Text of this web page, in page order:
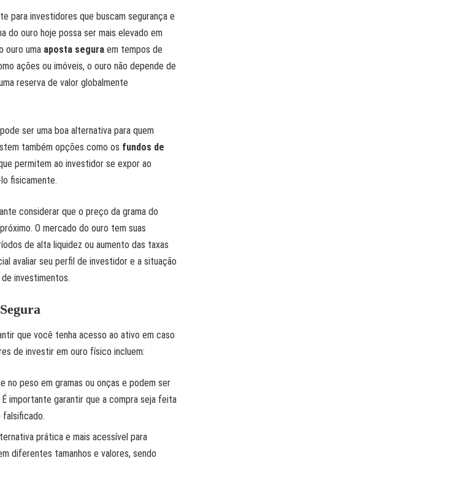
para investidores que buscam segurança e
do ouro hoje possa ser mais elevado em
ouro uma aposta segura em tempos de
ações ou imóveis, o ouro não depende de
reserva de valor globalmente
ser uma boa alternativa para quem
também opções como os fundos de
permitem ao investidor se expor ao
fisicamente.
considerar que o preço da grama do
O mercado do ouro tem suas
de alta liquidez ou aumento das taxas
avaliar seu perfil de investidor e a situação
investimentos.
que você tenha acesso ao ativo em caso
de investir em ouro físico incluem:
no peso em gramas ou onças e podem ser
importante garantir que a compra seja feita
falsificado.
prática e mais acessível para
diferentes tamanhos e valores, sendo